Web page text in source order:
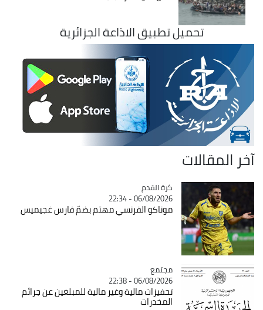
تحميل تطبيق الاذاعة الجزائرية
آخر المقالات
Catégorie
كرة القدم
06/08/2026 - 22:34
موناكو الفرنسي مهتم بضمّ فارس غجيميس
Catégorie
مجتمع
06/08/2026 - 22:38
تحفيزات مالية وغير مالية للمبلغين عن جرائم
المخدرات